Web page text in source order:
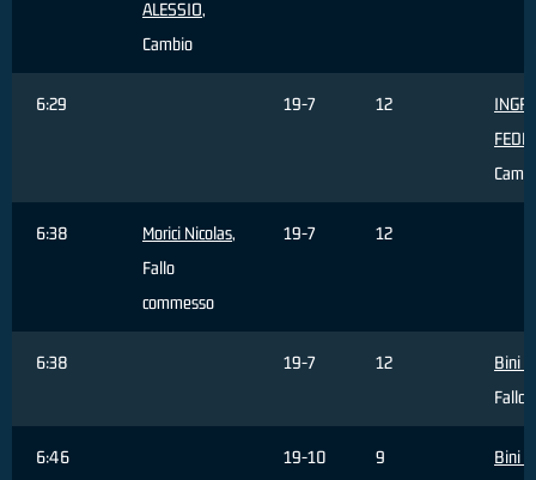
ALESSIO,
Cambio
6:29 19-7 12
6:38 Morici Nicolas,
Fallo
commesso
19-7 12
6:38 19-7 12
Bini
Fallo
6:46 19-10 9 Bini